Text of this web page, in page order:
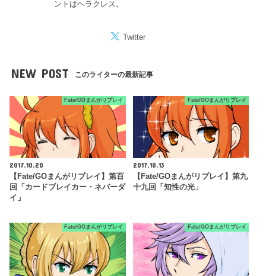
ントはヘラクレス。
Twitter
NEW POST このライターの最新記事
Fate/GOまんがリプレイ
2017.10.20
【Fate/GOまんがリプレイ】第百
回「カードブレイカー・ネバーダ
イ」
Fate/GOまんがリプレイ
2017.10.13
【Fate/GOまんがリプレイ】第九
十九回「知性の光」
Fate/GOまんがリプレイ Fate/GOまんがリプレイ